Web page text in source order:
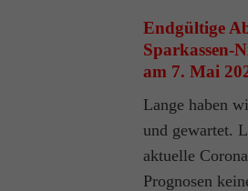
Endgültige
Sparkassen-
am 7. Mai
Lange haben
und gewartet.
aktuelle
Prognosen